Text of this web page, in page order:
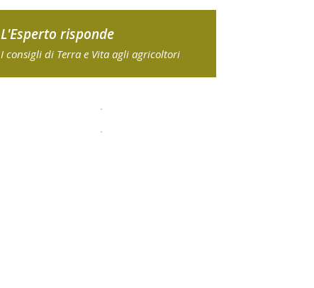
L'Esperto risponde
I consigli di Terra e Vita agli agricoltori